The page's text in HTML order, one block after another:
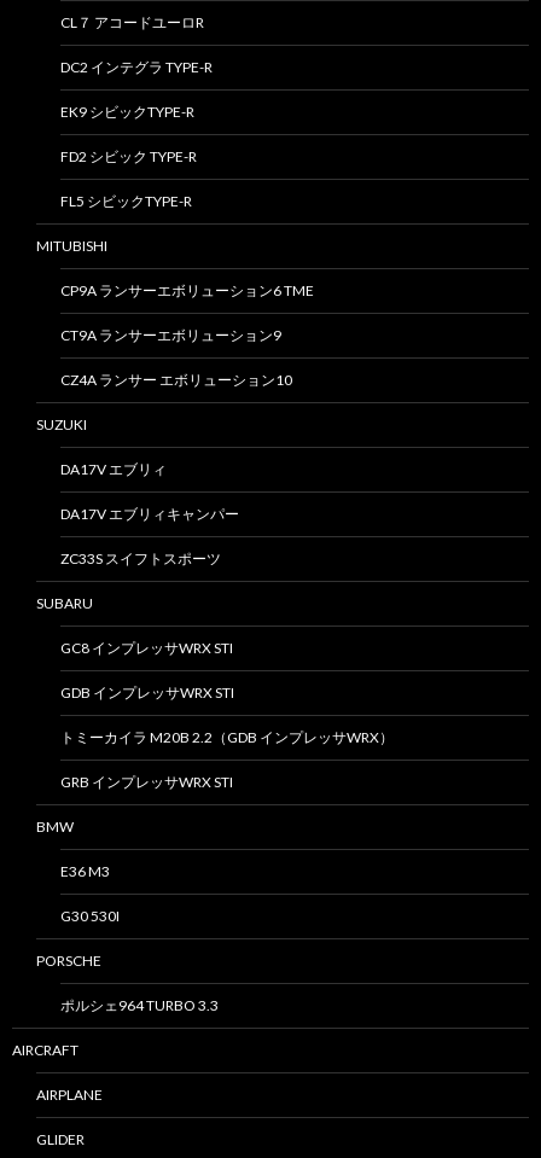
CL７ アコードユーロR
DC2 インテグラ TYPE-R
EK9 シビックTYPE-R
FD2 シビック TYPE-R
FL5 シビックTYPE-R
MITUBISHI
CP9A ランサーエボリューション6 TME
CT9A ランサーエボリューション9
CZ4A ランサー エボリューション10
SUZUKI
DA17V エブリィ
DA17V エブリィキャンパー
ZC33S スイフトスポーツ
SUBARU
GC8 インプレッサWRX STI
GDB インプレッサWRX STI
トミーカイラ M20B 2.2（GDB インプレッサWRX）
GRB インプレッサWRX STI
BMW
E36 M3
G30 530I
PORSCHE
ポルシェ964 TURBO 3.3
AIRCRAFT
AIRPLANE
GLIDER